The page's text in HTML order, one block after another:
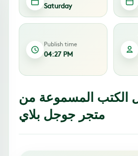
Saturday
Publish time
04:27 PM
الكتب المسموعة من
متجر جوجل بلاي